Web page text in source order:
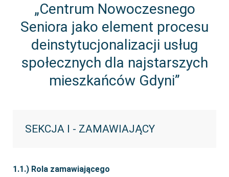
„Centrum Nowoczesnego
Seniora jako element procesu
deinstytucjonalizacji usług
społecznych dla najstarszych
mieszkańców Gdyni”
SEKCJA I - ZAMAWIAJĄCY
1.1.) Rola zamawiającego